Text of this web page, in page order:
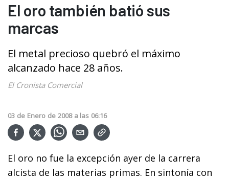
El oro también batió sus
marcas
El metal precioso quebró el máximo
alcanzado hace 28 años.
El Cronista Comercial
03 de Enero de 2008 a las 06:16
El oro no fue la excepción ayer de la carrera
alcista de las materias primas. En sintonía con